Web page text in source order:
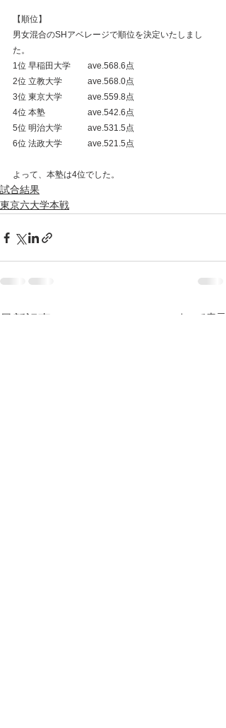
【順位】
男女混合のSHアベレージで順位を決定いたしまし
た。
1位 早稲田大学　　ave.568.6点
2位 立教大学　　　ave.568.0点
3位 東京大学　　　ave.559.8点
4位 本塾　　　　　ave.542.6点
5位 明治大学　　　ave.531.5点
6位 法政大学　　　ave.521.5点
よって、本塾は4位でした。
試合結果
東京六大学本戦
すべて表示